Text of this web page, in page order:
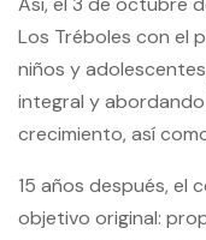
Los Tréboles con el
niños y
integral y
crecimiento, así
15 años después, el
objetivo original: